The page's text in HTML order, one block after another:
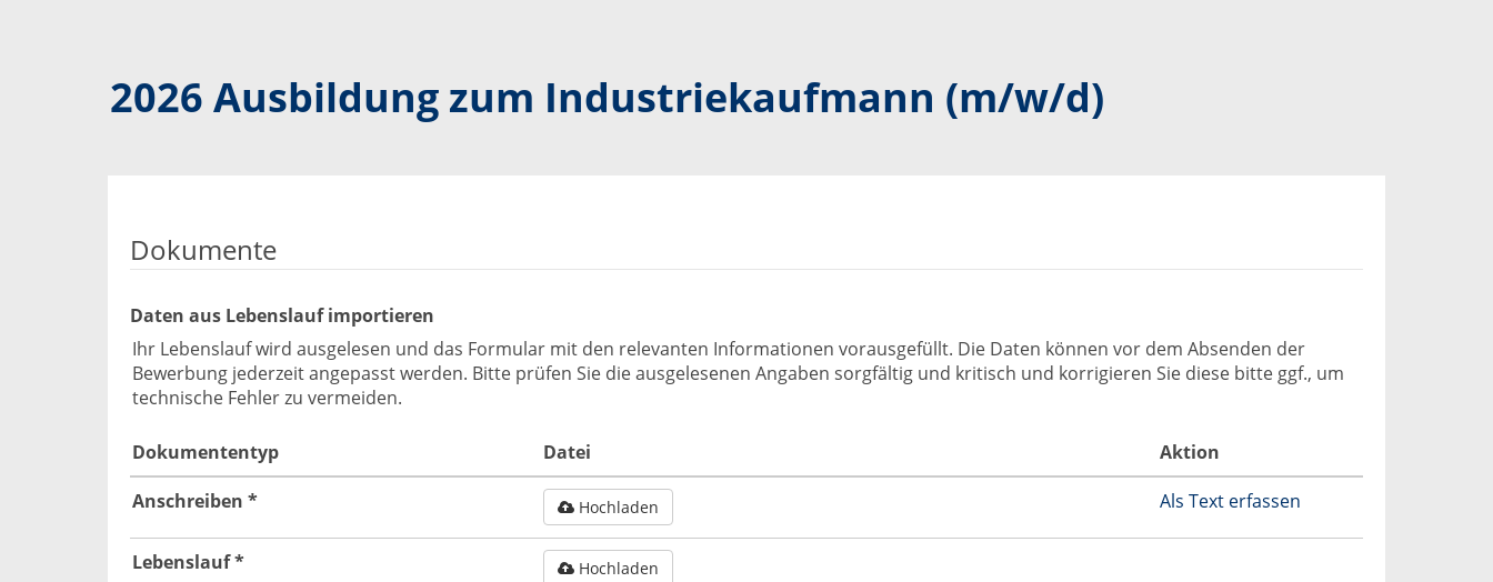
2026 Ausbildung zum Industriekaufmann (m/w/d)
Dokumente
Daten aus Lebenslauf importieren
Ihr Lebenslauf wird ausgelesen und das Formular mit den relevanten Informationen vorausgefüllt. Die Daten können vor dem Absenden der
Bewerbung jederzeit angepasst werden. Bitte prüfen Sie die ausgelesenen Angaben sorgfältig und kritisch und korrigieren Sie diese bitte ggf., um
technische Fehler zu vermeiden.
Dokumententyp Datei
Aktion
Anschreiben *
Hochladen Als Text erfassen
Lebenslauf * Hochladen